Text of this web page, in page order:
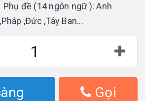
đề (14 ngôn ngữ ): Anh
,Đức ,Tây Ban...
Gọi